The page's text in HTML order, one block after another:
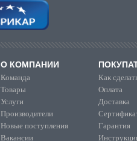
О КОМПАНИИ
Команда
Товары
Услуги
Производители
Новые поступления
Вакансии
Как
Оплата
Доставка
Гарантия